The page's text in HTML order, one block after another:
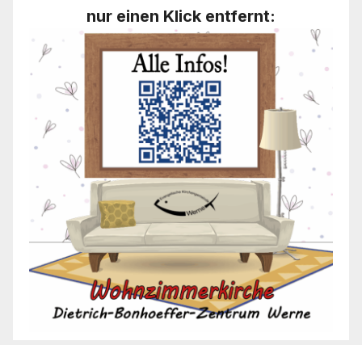
nur einen Klick entfernt: